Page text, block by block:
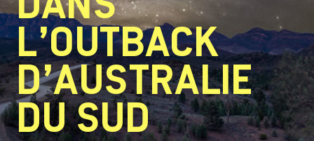
L’OUTBACK
D’AUSTRALIE
DU SUD